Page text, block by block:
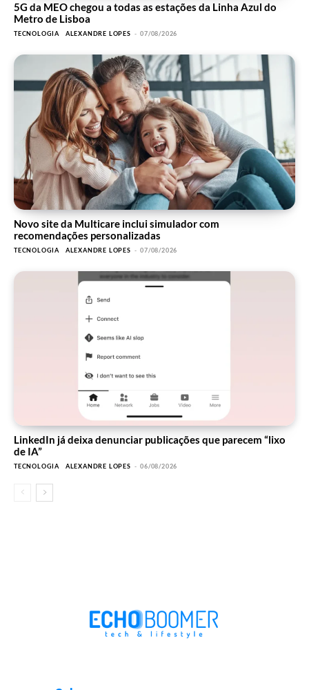
5G da MEO chegou a todas as estações da Linha Azul do
Metro de Lisboa
TECNOLOGIA ALEXANDRE LOPES - 07/08/2026
Novo site da Multicare inclui simulador com
recomendações personalizadas
TECNOLOGIA ALEXANDRE LOPES - 07/08/2026
LinkedIn já deixa denunciar publicações que parecem “lixo
de IA”
TECNOLOGIA ALEXANDRE LOPES - 06/08/2026